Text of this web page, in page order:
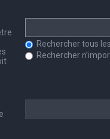
Rechercher tous
Rechercher